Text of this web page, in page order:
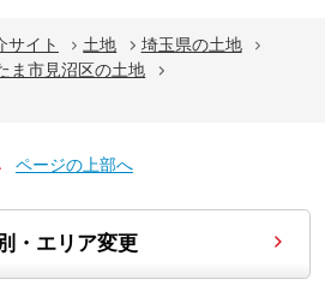
サイト 土地
埼玉県の土地
ま市見沼区の土地
ページの上部へ
・エリア変更